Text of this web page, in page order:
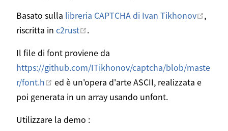
Basato sulla libreria CAPTCHA di Ivan Tikhonov
,
riscritta in c2rust Aprire in una nuova finestra
.
Il file di font proviene da
https://github.com/ITikhonov/captcha/blob/maste
r/font.h
Aprire in una nuova finestra
ed è un'opera d'arte ASCII, realizzata e
poi generata in un array usando unfont.
Utilizzare la demo :